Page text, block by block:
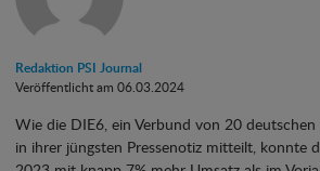
Redaktion PSI Journal
Veröffentlicht am 06.03.2024
Wie die DIE6, ein Verbund von 20
in ihrer jüngsten Pressenotiz mitteilt, konnte